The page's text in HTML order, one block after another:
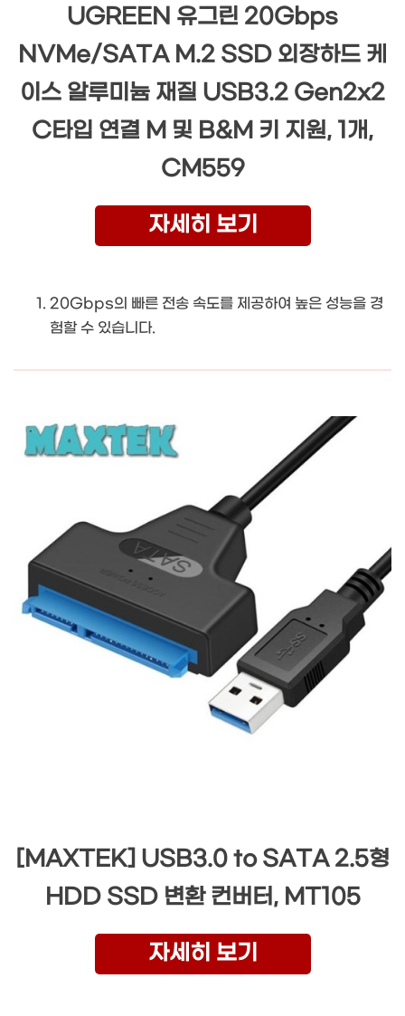
UGREEN 유그린 20Gbps
NVMe/SATA M.2 SSD 외장하드 케
이스 알루미늄 재질 USB3.2 Gen2x2
C타입 연결 M 및 B&M 키 지원, 1개,
CM559
자세히 보기
20Gbps의 빠른 전송 속도를 제공하여 높은 성능을 경
험할 수 있습니다.
[MAXTEK] USB3.0 to SATA 2.5형
HDD SSD 변환 컨버터, MT105
자세히 보기